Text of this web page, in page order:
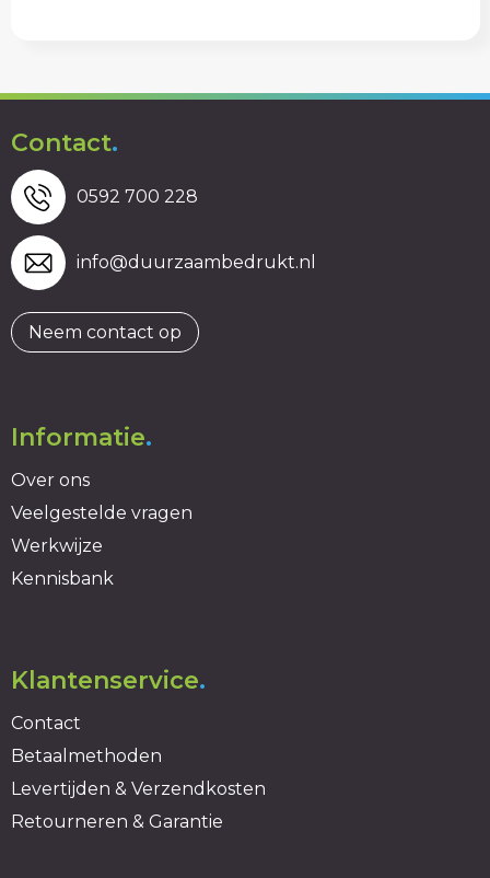
Contact.
0592 700 228
info@duurzaambedrukt.nl
Neem contact op
Informatie.
Over ons
Veelgestelde vragen
Werkwijze
Kennisbank
Klantenservice.
Contact
Betaalmethoden
Levertijden & Verzendkosten
Retourneren & Garantie